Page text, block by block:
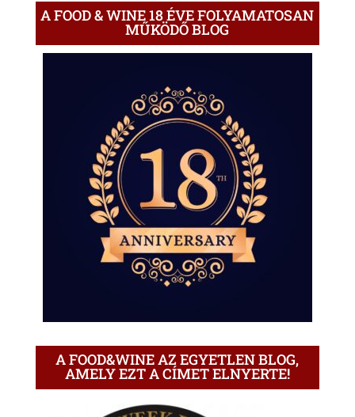
A FOOD & WINE 18 ÉVE FOLYAMATOSAN
MŰKÖDŐ BLOG
A FOOD&WINE AZ EGYETLEN BLOG,
AMELY EZT A CÍMET ELNYERTE!